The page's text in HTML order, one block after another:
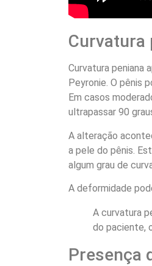
Curvatura
Curvatura peniana
Peyronie. O pênis
Em casos
ultrapassar 90
A alteração
a pele do pênis.
algum grau de
A deformidade
A curvatura
do paciente,
Presença